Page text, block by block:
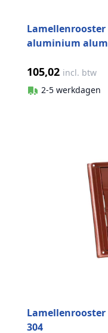
Lamellenrooster
aluminium
105,02 incl. btw
2-5 werkdagen
Lamellenrooster
304